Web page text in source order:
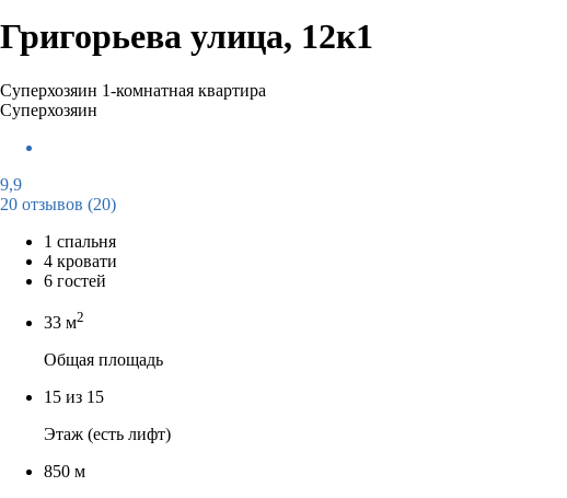
Григорьева улица, 12к1
Суперхозяин 1-комнатная квартира
Суперхозяин
9,9
20 отзывов (20)
1 спальня
4 кровати
6 гостей
33 м2
Общая площадь
15 из 15
Этаж (есть лифт)
850 м